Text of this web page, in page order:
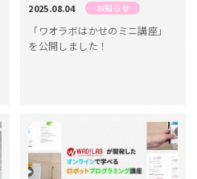
2025.08.04 お知らせ
「ワオラボはかせのミニ講座」
を公開しました！